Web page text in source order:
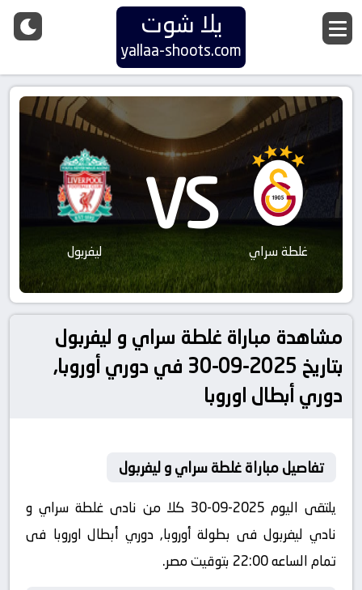
يلا شوت
yallaa-shoots.com
غلطة سراي VS ليفربول
مشاهدة مباراة غلطة سراي و ليفربول
بتاريخ 2025-09-30 في دوري أوروبا,
دوري أبطال اوروبا
تفاصيل مباراة غلطة سراي و ليفربول
يلتقى اليوم 2025-09-30 كلا من نادى غلطة سراي و
نادي ليفربول فى بطولة أوروبا, دوري أبطال اوروبا فى
تمام الساعه 22:00 بتوقيت مصر.